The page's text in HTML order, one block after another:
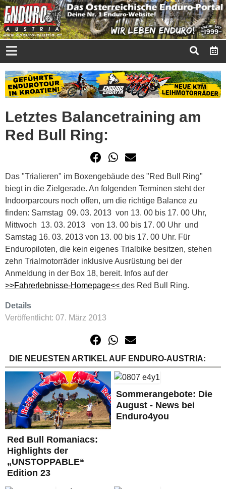
Letztes Balancetraining am
Red Bull Ring:
Das "Trialieren" im Boxengebäude des "Red Bull Ring"
biegt in die Zielgerade. An folgenden Terminen steht der
Indoorparcours noch offen, um die richtige Balance zu
finden: Samstag 09. 03. 2013 von 13. 00 bis 17. 00 Uhr,
Mittwoch 13. 03. 2013 von 13. 00 bis 17. 00 Uhr und
Samstag 16. 03. 2013 von 13. 00 bis 17. 00 Uhr. Für
Enduropiloten, die kein eigenes Trialbike besitzen, stehen
zehn Trialmotorräder inklusive Ausrüstung bei der
Anmeldung in der Box 18, bereit. Infos auf der
>>Fahrerlebnisse-Homepage<< des Red Bull Ring.
Details
Veröffentlicht: 07. März 2013
DIE NEUESTEN ARTIKEL AUF ENDURO-AUSTRIA:
Red Bull Romaniacs:
Highlights der
„UNSTOPPABLE“
Edition 23
Sommerangebote: Die
August - News bei
Enduro4you